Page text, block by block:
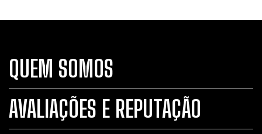
QUEM SOMOS
AVALIAÇÕES E REPUTAÇÃO